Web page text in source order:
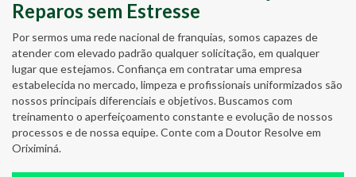
Reparos sem Estresse
Por sermos uma rede nacional de franquias, somos capazes de
atender com elevado padrão qualquer solicitação, em qualquer
lugar que estejamos. Confiança em contratar uma empresa
estabelecida no mercado, limpeza e profissionais uniformizados são
nossos principais diferenciais e objetivos. Buscamos com
treinamento o aperfeiçoamento constante e evolução de nossos
processos e de nossa equipe. Conte com a Doutor Resolve em
Oriximiná.